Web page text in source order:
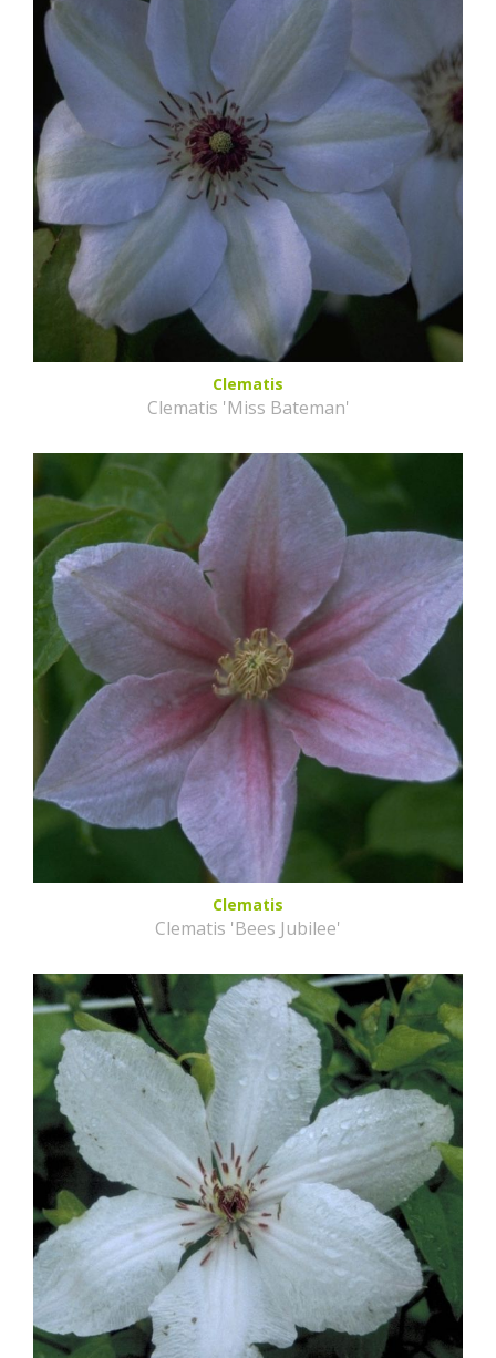
Clematis
Clematis 'Miss Bateman'
Clematis
Clematis 'Bees Jubilee'